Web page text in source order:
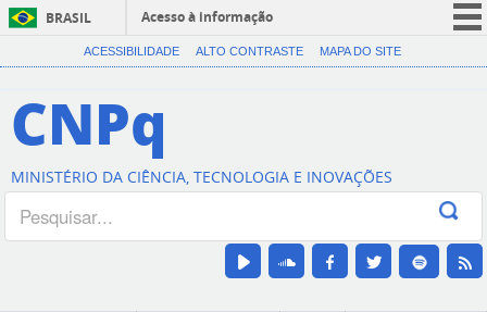
BRASIL
Acesso à informação
CORONAVÍRUS (COVID-19)
Canais
ACESSIBILIDADE ALTO CONTRASTE MAPA DO SITE
CNPq
MINISTÉRIO DA CIÊNCIA, TECNOLOGIA E INOVAÇÕES